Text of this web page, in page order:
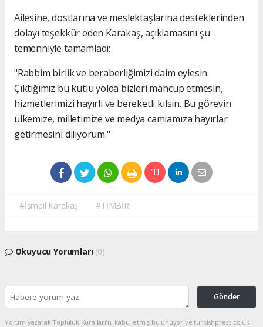
Ailesine, dostlarına ve meslektaşlarına desteklerinden
dolayı teşekkür eden Karakaş, açıklamasını şu
temenniyle tamamladı:
"Rabbim birlik ve beraberliğimizi daim eylesin.
Çıktığımız bu kutlu yolda bizleri mahcup etmesin,
hizmetlerimizi hayırlı ve bereketli kılsın. Bu görevin
ülkemize, milletimize ve medya camiamıza hayırlar
getirmesini diliyorum."
#İsmail Karakaş #TİMBİR
Okuyucu Yorumları (0)
Gönder
Yorum yazarak Topluluk Kuralları’nı kabul etmiş bulunuyor ve turkishpress.co.uk